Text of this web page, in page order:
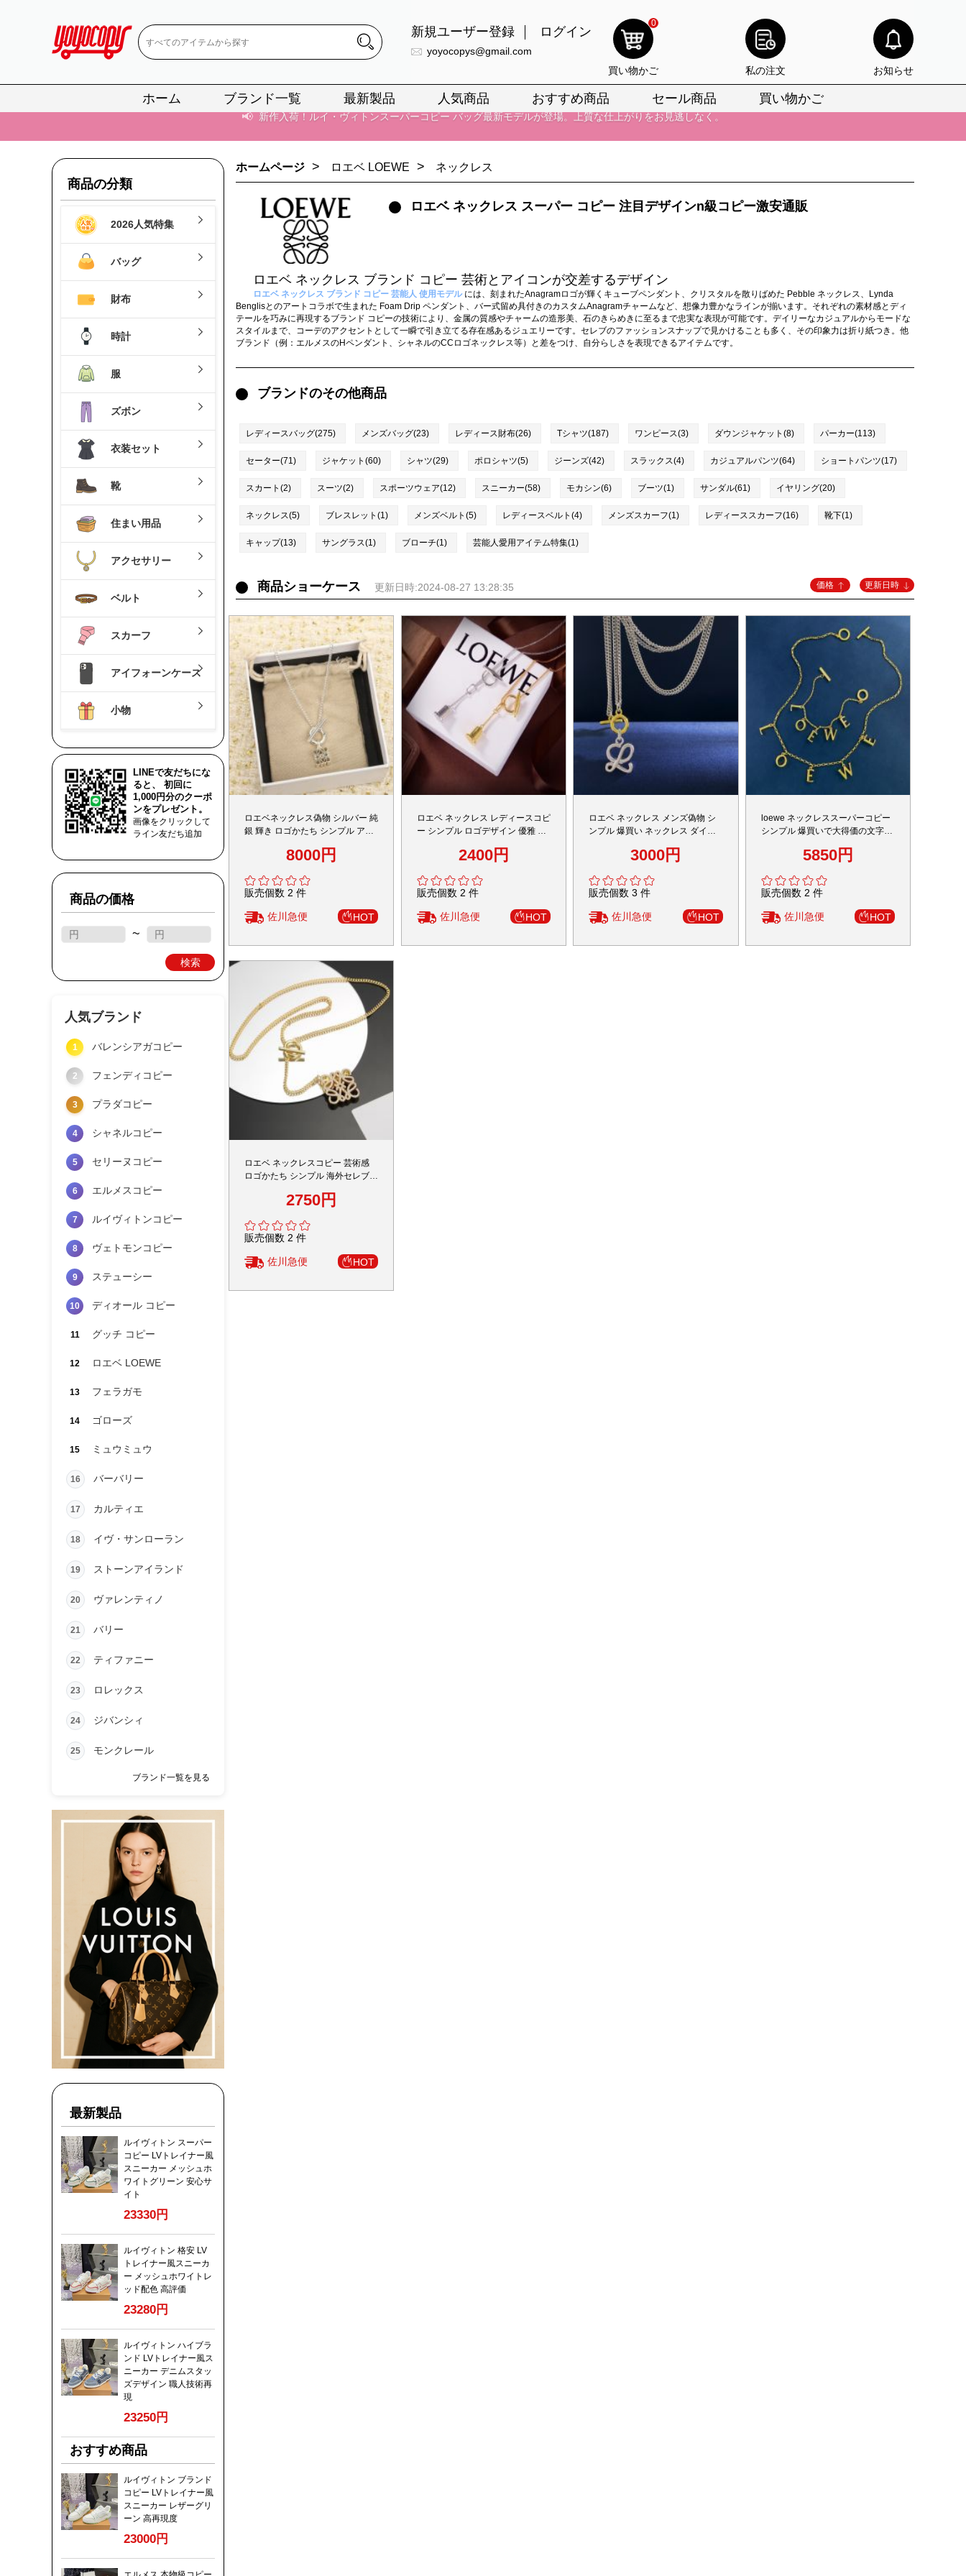
新規ユーザー登録 ログイン
yoyocopys@gmail.com
0
買い物かご 私の注文 お知らせ
ホーム ブランド一覧 最新製品 人気商品 おすすめ商品 セール商品 買い物かご
新作入荷！ルイ・ヴィトンスーパーコピー バッグ最新モデルが登場。上質な仕上がりをお見逃しなく。
📢 当店は正真正銘のn級スーパーコピーのみ取扱い。最高品質の再現度を安心してお選びいただけます。
2026春の新作続々更新中！期間中のご注文でお得な割引をご利用いただけます。
📢 新作入荷！ルイ・ヴィトンスーパーコピー バッグ最新モデルが登場。上質な仕上がりをお見逃しなく。
商品の分類
2026人気特集
バッグ
財布
時計
服
ズボン
衣装セット
靴
住まい用品
アクセサリー
ベルト
スカーフ
アイフォーンケース
小物
LINEで友だちにな
ると、 初回に
1,000円分のクーポ
ンをプレゼント。
画像をクリックして
ライン友だち追加
商品の価格
~
検索
人気ブランド
1 バレンシアガコピー
2 フェンディコピー
3 プラダコピー
4 シャネルコピー
5 セリーヌコピー
6 エルメスコピー
7 ルイヴィトンコピー
8 ヴェトモンコピー
9 ステューシー
10 ディオール コピー
11 グッチ コピー
12 ロエベ LOEWE
13 フェラガモ
14 ゴローズ
15 ミュウミュウ
16 バーバリー
17 カルティエ
18 イヴ・サンローラン
19 ストーンアイランド
20 ヴァレンティノ
21 バリー
22 ティファニー
23 ロレックス
24 ジバンシィ
25 モンクレール
ブランド一覧を見る
最新製品
ルイヴィトン スーパー
コピー LVトレイナー風
スニーカー メッシュホ
ワイトグリーン 安心サ
イト
23330円
ルイヴィトン 格安 LV
トレイナー風スニーカ
ー メッシュホワイトレ
ッド配色 高評価
23280円
ルイヴィトン ハイブラ
ンド LVトレイナー風ス
ニーカー デニムスタッ
ズデザイン 職人技術再
現
23250円
おすすめ商品
ルイヴィトン ブランド
コピー LVトレイナー風
スニーカー レザーグリ
ーン 高再現度
23000円
ホームページ > ロエベ LOEWE > ネックレス
ロエベ ネックレス スーパー コピー 注目デザインn級コピー激安通販
ロエベ ネックレス ブランド コピー 芸術とアイコンが交差するデザイン
ロエベ ネックレス ブランド コピー 芸能人 使用モデルには、刻まれたAnagramロゴが輝くキューブペンダント、クリスタルを散りばめた Pebble ネックレス、Lynda
Benglisとのアートコラボで生まれた Foam Drip ペンダント、バー式留め具付きのカスタムAnagramチャームなど、想像力豊かなラインが揃います。それぞれの素材感とディ
テールを巧みに再現するブランド コピーの技術により、金属の質感やチャームの造形美、石のきらめきに至るまで忠実な表現が可能です。デイリーなカジュアルからモードな
スタイルまで、コーデのアクセントとして一瞬で引き立てる存在感あるジュエリーです。セレブのファッションスナップで見かけることも多く、その印象力は折り紙つき。他
ブランド（例：エルメスのHペンダント、シャネルのCCロゴネックレス等）と差をつけ、自分らしさを表現できるアイテムです。
ブランドのその他商品
レディースバッグ(275) メンズバッグ(23) レディース財布(26) Tシャツ(187) ワンピース(3) ダウンジャケット(8) パーカー(113)
セーター(71) ジャケット(60) シャツ(29) ポロシャツ(5) ジーンズ(42) スラックス(4) カジュアルパンツ(64) ショートパンツ(17)
スカート(2) スーツ(2) スポーツウェア(12) スニーカー(58) モカシン(6) ブーツ(1) サンダル(61) イヤリング(20)
ネックレス(5) ブレスレット(1) メンズベルト(5) レディースベルト(4) メンズスカーフ(1) レディーススカーフ(16) 靴下(1)
キャップ(13) サングラス(1) ブローチ(1) 芸能人愛用アイテム特集(1)
商品ショーケース 更新日時:2024-08-27 13:28:35 価格 更新日時
ロエベネックレス偽物 シルバー 純
銀 輝き ロゴかたち シンプル アク
8000円
販売個数 2 件
佐川急便 HOT
ロエベ ネックレス レディースコピ
ー シンプル ロゴデザイン 優雅 18
2400円
販売個数 2 件
佐川急便 HOT
ロエベ ネックレス メンズ偽物 シ
ンプル 爆買い ネックレス ダイヤ
3000円
販売個数 3 件
佐川急便 HOT
loewe ネックレススーパーコピー
シンプル 爆買いで大得価の文字ネ
チェーン ゴールド
5850円
販売個数 2 件
佐川急便 HOT
ロエベ ネックレスコピー 芸術感
ロゴかたち シンプル 海外セレブが
2750円
販売個数 2 件
佐川急便 HOT